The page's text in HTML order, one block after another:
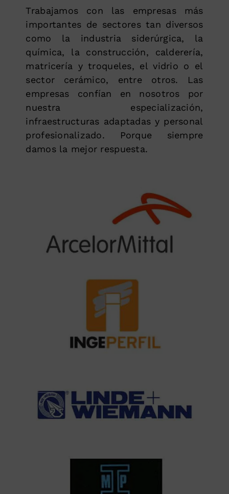
Trabajamos con las empresas más
importantes de sectores tan diversos
como la industria siderúrgica, la
química, la construcción, calderería,
matricería y troqueles, el vidrio o el
sector cerámico, entre otros. Las
empresas confían en nosotros por
nuestra especialización,
infraestructuras adaptadas y personal
profesionalizado. Porque siempre
damos la mejor respuesta.